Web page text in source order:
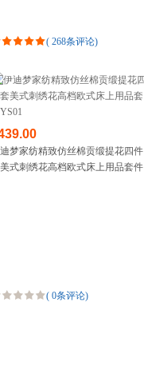
( 268条评论)
梦家纺精致仿丝棉贡缎提花四件
式刺绣花高档欧式床上用品套件
( 0条评论)